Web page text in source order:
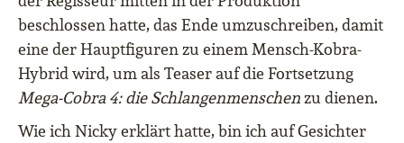
beschlossen hatte, das Ende umzuschreiben, damit
eine der Hauptfiguren zu einem Mensch-Kobra-
Hybrid wird, um als Teaser auf die Fortsetzung
Mega-Cobra 4: die Schlangenmenschenzu dienen.
Wie ich Nicky erklärt hatte, bin ich auf Gesichter